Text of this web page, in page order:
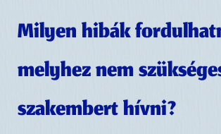
Milyen hibák
melyhez nem
szakembert hívni?